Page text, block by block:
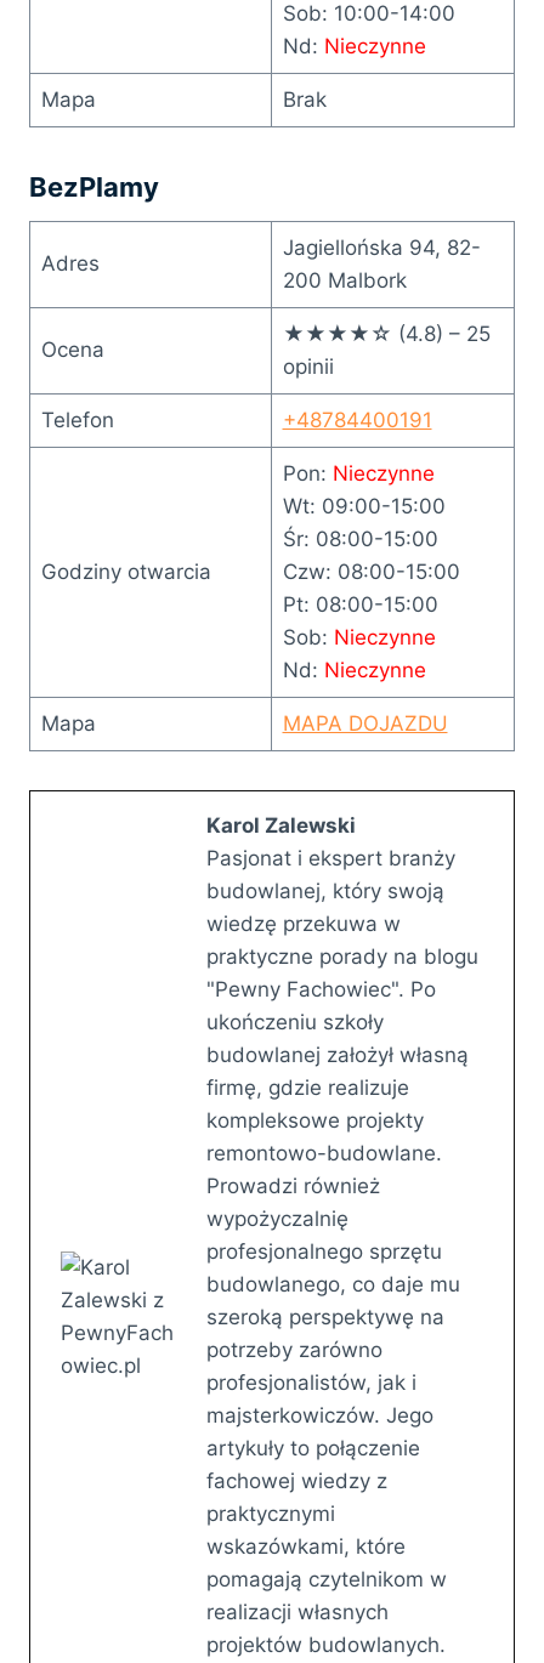
Sob: 10:00-14:00
Nd: Nieczynne
Mapa Brak
BezPlamy
Adres
Jagiellońska 94, 82-
200 Malbork
Ocena
★★★★☆ (4.8) – 25
opinii
Telefon +48784400191
Godziny otwarcia
Pon: Nieczynne
Wt: 09:00-15:00
Śr: 08:00-15:00
Czw: 08:00-15:00
Pt: 08:00-15:00
Sob: Nieczynne
Nd: Nieczynne
Mapa MAPA DOJAZDU
Karol Zalewski
Pasjonat i ekspert branży
budowlanej, który swoją
wiedzę przekuwa w
praktyczne porady na blogu
"Pewny Fachowiec". Po
ukończeniu szkoły
budowlanej założył własną
firmę, gdzie realizuje
kompleksowe projekty
remontowo-budowlane.
Prowadzi również
wypożyczalnię
profesjonalnego sprzętu
budowlanego, co daje mu
szeroką perspektywę na
potrzeby zarówno
profesjonalistów, jak i
majsterkowiczów. Jego
artykuły to połączenie
fachowej wiedzy z
praktycznymi
wskazówkami, które
pomagają czytelnikom w
realizacji własnych
projektów budowlanych.